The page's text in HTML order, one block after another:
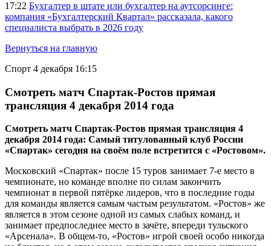
17:22 Бухгалтер в штате или бухгалтер на аутсорсинге:
компания «Бухгалтерский Квартал» рассказала, какого
специалиста выбрать в 2026 году
Вернуться на главную
Спорт 4 декабря 16:15
Смотреть матч Спартак-Ростов прямая
трансляция 4 декабря 2014 года
Смотреть матч Спартак-Ростов прямая трансляция 4
декабря 2014 года: Самый титулованный клуб России
«Спартак» сегодня на своём поле встретится с «Ростовом».
Московский «Спартак» после 15 туров занимает 7-е место в
чемпионате, но команде вполне по силам закончить
чемпионат в первой пятёрке лидеров, что в последние годы
для команды является самым частым результатом. «Ростов» же
является в этом сезоне одной из самых слабых команд, и
занимает предпоследнее место в зачёте, впереди тульского
«Арсенала». В общем-то, «Ростов» игрой своей особо никогда